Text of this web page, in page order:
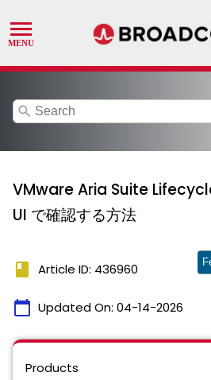
search
VMware Aria Suite
UI で確認する方法
book Article ID: 436960
calendar_today Updated On: 04-14-2026
Products